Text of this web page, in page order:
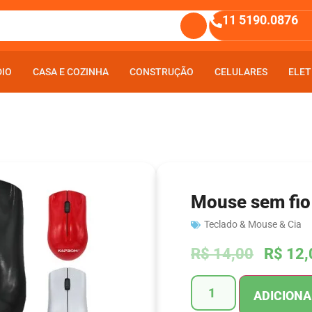
11 5190.0876
CASA E COZINHA CONSTRUÇÃO CELULARES
CASA E COZINHA CONSTRUÇÃO CELULARES
Mouse sem fio
Teclado & Mouse & Cia
R$14,00 R$